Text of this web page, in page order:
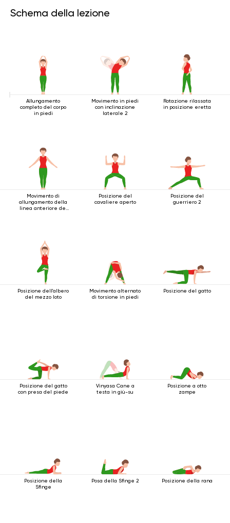
Schema della lezione
Allungamento
completo del corpo
in piedi
Movimento in piedi
con inclinazione
laterale 2
Rotazione rilassata
in posizione eretta
Movimento di
allungamento della
linea anteriore del
Posizione del
cavaliere aperto
Posizione del
guerriero 2
Posizione dell'albero
del mezzo loto
Movimento alternato
di torsione in piedi
Posizione del gatto
Posizione del gatto
con presa del piede
Vinyasa Cane a
testa in giù-su
Posizione a otto
zampe
Posizione della
Sfinge
Posa della Sfinge 2 Posizione della rana